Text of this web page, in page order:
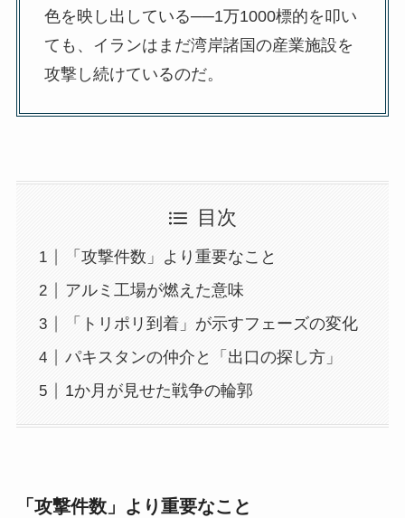
色を映し出している──1万1000標的を叩い
ても、イランはまだ湾岸諸国の産業施設を
攻撃し続けているのだ。
目次
「攻撃件数」より重要なこと
アルミ工場が燃えた意味
「トリポリ到着」が示すフェーズの変化
パキスタンの仲介と「出口の探し方」
1か月が見せた戦争の輪郭
「攻撃件数」より重要なこと